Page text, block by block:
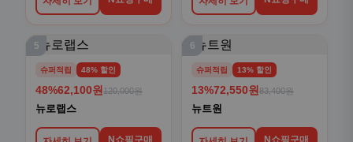
5
슈퍼적립 48% 할인
48%62,100원 120,000원
뉴로랩스
N쇼핑구매
6
슈퍼적립 13% 할인
13%72,550원 83,400원
뉴트원
N쇼핑구매